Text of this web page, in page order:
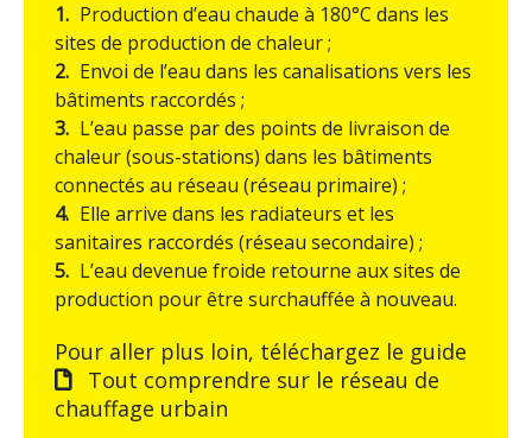
Production d’eau chaude à 180°C dans les
sites de production de chaleur ;
Envoi de l’eau dans les canalisations vers les
bâtiments raccordés ;
L’eau passe par des points de livraison de
chaleur (sous-stations) dans les bâtiments
connectés au réseau (réseau primaire) ;
Elle arrive dans les radiateurs et les
sanitaires raccordés (réseau secondaire) ;
L’eau devenue froide retourne aux sites de
production pour être surchauffée à nouveau.
Pour aller plus loin, téléchargez le guide
Tout comprendre sur le réseau de
chauffage urbain